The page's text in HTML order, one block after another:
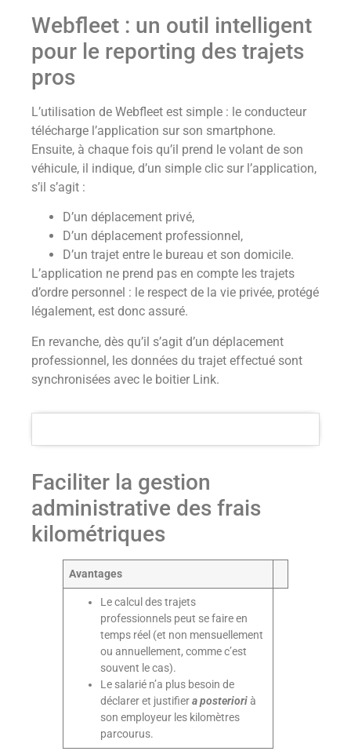
Webfleet : un outil intelligent
pour le reporting des trajets
pros
L’utilisation de Webfleet est simple : le conducteur
télécharge l’application sur son smartphone.
Ensuite, à chaque fois qu’il prend le volant de son
véhicule, il indique, d’un simple clic sur l’application,
s’il s’agit :
D’un déplacement privé,
D’un déplacement professionnel,
D’un trajet entre le bureau et son domicile.
L’application ne prend pas en compte les trajets
d’ordre personnel : le respect de la vie privée, protégé
légalement, est donc assuré.
En revanche, dès qu’il s’agit d’un déplacement
professionnel, les données du trajet effectué sont
synchronisées avec le boitier Link.
Faciliter la gestion
administrative des frais
kilométriques
Avantages
Le calcul des trajets
professionnels peut se faire en
temps réel (et non mensuellement
ou annuellement, comme c’est
souvent le cas).
Le salarié n’a plus besoin de
déclarer et justifiera posteriorià
son employeur les kilomètres
parcourus.